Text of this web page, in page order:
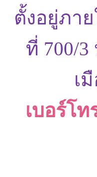
ตั้งอยู่ภา
ที่ 700/
เ
เบอร์โ